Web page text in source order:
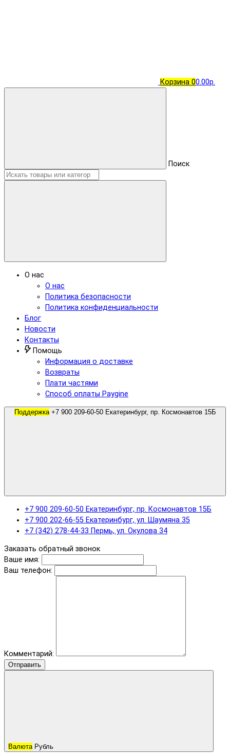
Корзина 00.00р.
Поиск
О нас
О нас
Политика безопасности
Политика конфиденциальности
Блог
Новости
Контакты
Помощь
Информация о доставке
Возвраты
Плати частями
Способ оплаты Paygine
Поддержка
+7 900 209-60-50 Екатеринбург, пр. Космонавтов 15Б
+7 900 202-66-55 Екатеринбург, ул. Шаумяна 35
+7 (342) 278-44-33 Пермь, ул. Окулова 34
Заказать обратный звонок
Ваше имя:
Ваш телефон:
Комментарий:
Отправить
Валюта Рубль